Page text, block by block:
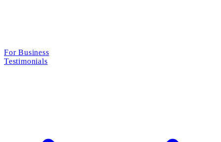
For Business
Testimonials